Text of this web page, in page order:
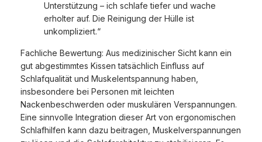
Unterstützung – ich schlafe tiefer und wache
erholter auf. Die Reinigung der Hülle ist
unkompliziert.“
Fachliche Bewertung: Aus medizinischer Sicht kann ein
gut abgestimmtes Kissen tatsächlich Einfluss auf
Schlafqualität und Muskelentspannung haben,
insbesondere bei Personen mit leichten
Nackenbeschwerden oder muskulären Verspannungen.
Eine sinnvolle Integration dieser Art von ergonomischen
Schlafhilfen kann dazu beitragen, Muskelverspannungen